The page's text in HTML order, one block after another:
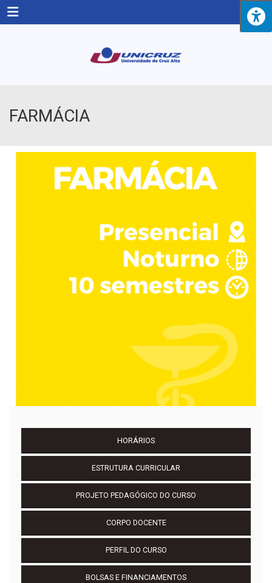
Menu
FARMÁCIA
HORÁRIOS
ESTRUTURA CURRICULAR
PROJETO PEDAGÓGICO DO CURSO
CORPO DOCENTE
PERFIL DO CURSO
BOLSAS E FINANCIAMENTOS